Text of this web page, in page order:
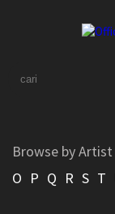
Browse by Artist
O P Q R S T